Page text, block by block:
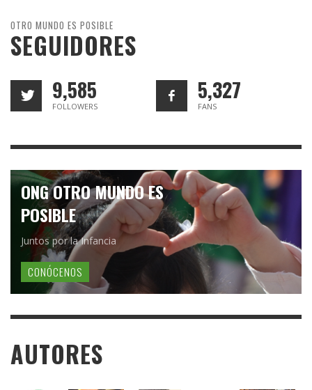
OTRO MUNDO ES POSIBLE
SEGUIDORES
9,585
FOLLOWERS
5,327
FANS
ONG OTRO MUNDO ES
POSIBLE
Juntos por la Infancia
CONÓCENOS
AUTORES